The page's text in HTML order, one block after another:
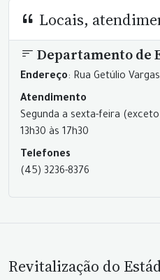
Locais,
Departamento de
Endereço: Rua Getúlio Vargas
Atendimento
Segunda a sexta-feira
13h30 às 17h30
Telefones
(45) 3236-8376
Revitalização do